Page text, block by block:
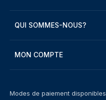
QUI SOMMES-NOUS?
MON COMPTE
Modes de paiement disponibles